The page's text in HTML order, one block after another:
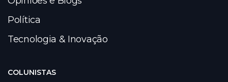
Política
Tecnologia & Inovação
COLUNISTAS